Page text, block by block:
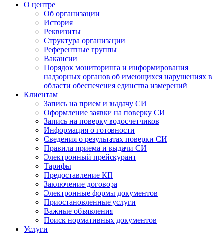
О центре
Об организации
История
Реквизиты
Структура организации
Референтные группы
Вакансии
Порядок мониторинга и информирования
надзорных органов об имеющихся нарушениях в
области обеспечения единства измерений
Клиентам
Запись на прием и выдачу СИ
Оформление заявки на поверку СИ
Запись на поверку водосчетчиков
Информация о готовности
Сведения о результатах поверки СИ
Правила приема и выдачи СИ
Электронный прейскурант
Тарифы
Предоставление КП
Заключение договора
Электронные формы документов
Приостановленные услуги
Важные объявления
Поиск нормативных документов
Услуги